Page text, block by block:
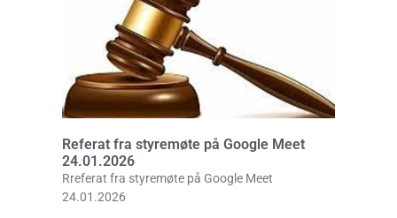
Referat fra styremøte på Google Meet
24.01.2026
Rreferat fra styremøte på Google Meet
24.01.2026